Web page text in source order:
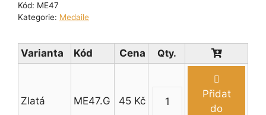
Kód: ME47
Kategorie: Medaile
Varianta Kód Cena
Zlatá ME47.G 45 Kč
Medaile
Přidat
do